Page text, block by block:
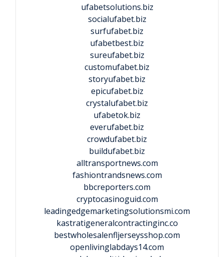
ufabetsolutions.biz
socialufabet.biz
surfufabet.biz
ufabetbest.biz
sureufabet.biz
customufabet.biz
storyufabet.biz
epicufabet.biz
crystalufabet.biz
ufabetok.biz
everufabet.biz
crowdufabet.biz
buildufabet.biz
alltransportnews.com
fashiontrandsnews.com
bbcreporters.com
cryptocasinoguid.com
leadingedgemarketingsolutionsmi.com
kastratigeneralcontractinginc.co
bestwholesalenfljerseysshop.com
openlivinglabdays14.com